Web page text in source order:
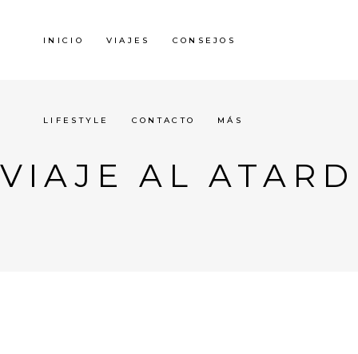
INICIO VIAJES CONSEJOS
LIFESTYLE CONTACTO MÁS
VIAJE AL